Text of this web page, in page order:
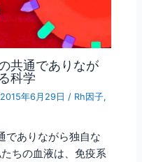
共通でありなが
科学
2015年6月29日/ Rh因子,
でありながら独自な
ちの血液は、免疫系